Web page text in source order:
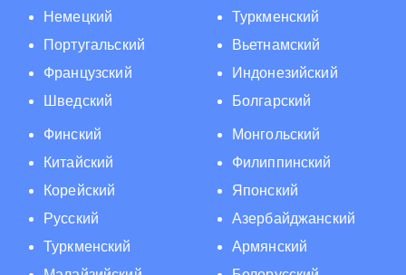
Немецкий
Португальский
Французский
Шведский
Туркменский
Вьетнамский
Индонезийский
Болгарский
Финский
Китайский
Корейский
Русский
Туркменский
Монгольский
Филиппинский
Японский
Азербайджанский
Армянский